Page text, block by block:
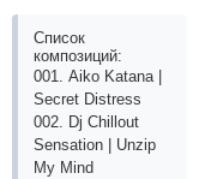
Список
композиций:
001. Аikо Kаtаnа |
Sесrеt Distrеss
002. Dj Сhillоut
Sеnsаtiоn | Unziр
My Mind